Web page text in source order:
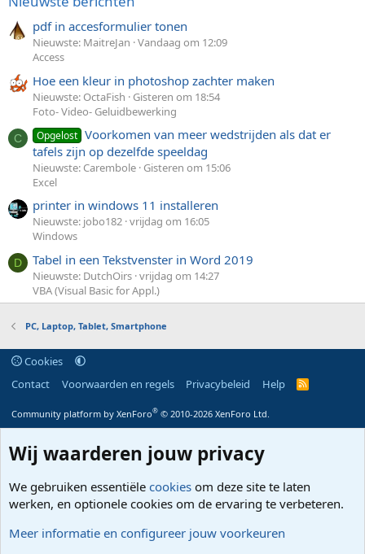
pdf in accesformulier tonen
Nieuwste: MaitreJan Vandaag om 12:09
Access
Hoe een kleur in photoshop zachter maken
Nieuwste: OctaFish
Gisteren om 18:54
Foto- Video- Geluidbewerking
C Opgelost Voorkomen van meer wedstrijden als dat er
tafels zijn op dezelfde speeldag
Nieuwste: Carembole Gisteren om 15:06
Excel
printer in windows 11 installeren
Nieuwste: jobo182 vrijdag om 16:05
Windows
D Tabel in een Tekstvenster in Word 2019
Nieuwste: DutchOirs vrijdag om 14:27
VBA (Visual Basic for Appl.)
PC, Laptop, Tablet, Smartphone
Cookies
Contact
Voorwaarden en regels Privacybeleid Help
R
S
Community platform by XenForo® © 2010-2026 XenForo Ltd.
Wij waarderen jouw privacy
We gebruiken essentiële cookies om deze site te laten
werken, en optionele cookies om de ervaring te verbeteren.
Meer informatie en configureer jouw voorkeuren